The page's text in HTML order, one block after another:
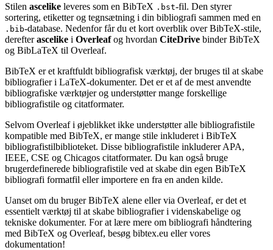
Stilen ascelike leveres som en BibTeX .bst-fil. Den styrer
sortering, etiketter og tegnsætning i din bibliografi sammen med en
.bib-database. Nedenfor får du et kort overblik over BibTeX-stile,
derefterascelike i Overleafog hvordan CiteDrive binder BibTeX
og BibLaTeX til Overleaf.
BibTeX er et kraftfuldt bibliografisk værktøj, der bruges til at skabe
bibliografier i LaTeX-dokumenter. Det er et af de mest anvendte
bibliografiske værktøjer og understøtter mange forskellige
bibliografistile og citatformater.
Selvom Overleaf i øjeblikket ikke understøtter alle bibliografistile
kompatible med BibTeX, er mange stile inkluderet i BibTeX
bibliografistilbiblioteket. Disse bibliografistile inkluderer APA,
IEEE, CSE og Chicagos citatformater. Du kan også bruge
brugerdefinerede bibliografistile ved at skabe din egen BibTeX
bibliografi formatfil eller importere en fra en anden kilde.
Uanset om du bruger BibTeX alene eller via Overleaf, er det et
essentielt værktøj til at skabe bibliografier i videnskabelige og
tekniske dokumenter. For at lære mere om bibliografi håndtering
med BibTeX og Overleaf, besøg bibtex.eu eller vores
dokumentation!